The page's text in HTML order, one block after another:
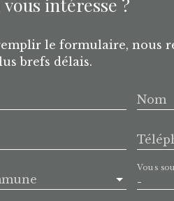
vous intéresse ?
le formulaire, nous
brefs délais.
Nom
-
Vous